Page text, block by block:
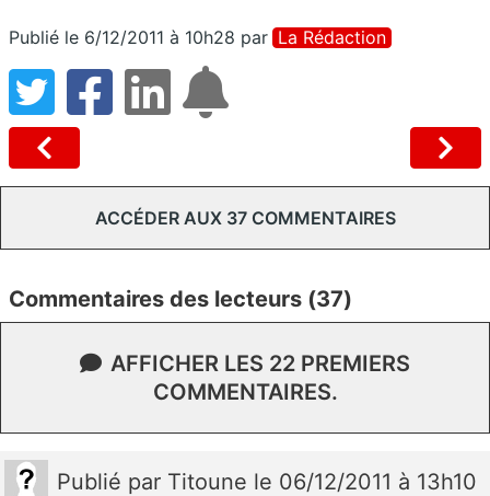
Publié le 6/12/2011 à 10h28 par La Rédaction
ACCÉDER AUX 37 COMMENTAIRES
Commentaires des lecteurs (37)
AFFICHER LES 22 PREMIERS
COMMENTAIRES.
Publié par Titoune le 06/12/2011 à 13h10